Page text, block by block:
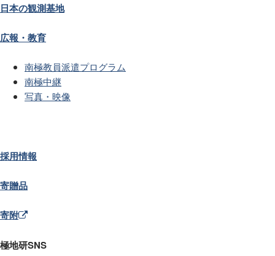
日本の観測基地
広報・教育
南極教員派遣プログラム
南極中継
写真・映像
採用情報
寄贈品
寄附
極地研SNS